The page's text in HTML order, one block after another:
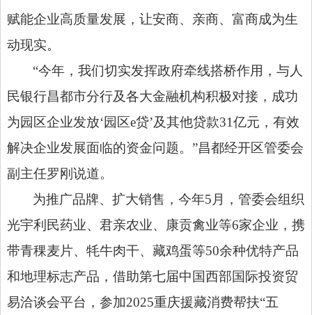
赋能企业高质量发展，让安商、亲商、富商成为生
动现实。
“今年，我们切实发挥政府牵线搭桥作用，与人
民银行昌都市分行及各大金融机构积极对接，成功
为园区企业发放‘园区e贷’及其他贷款31亿元，有效
解决企业发展面临的资金问题。”昌都经开区管委会
副主任罗刚说道。
为推广品牌、扩大销售，今年5月，管委会组织
光宇利民药业、君亲农业、康贡禽业等6家企业，携
带青稞麦片、牦牛肉干、藏鸡蛋等50余种优特产品
和地理标志产品，借助第七届中国西部国际投资贸
易洽谈会平台，参加2025重庆援藏消费帮扶“五